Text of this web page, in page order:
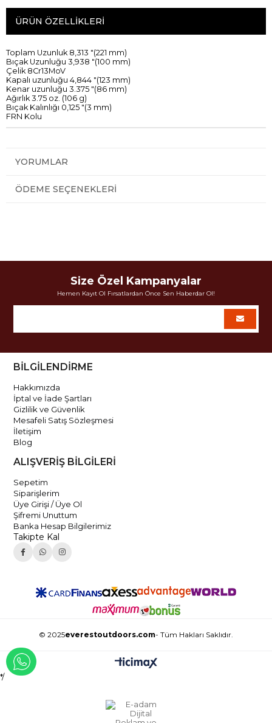
ÜRÜN ÖZELLIKLERI
Toplam Uzunluk 8,313 "(221 mm)
Bıçak Uzunluğu 3,938 "(100 mm)
Çelik 8Cr13MoV
Kapalı uzunluğu 4,844 "(123 mm)
Kenar uzunluğu 3.375 "(86 mm)
Ağırlık 3.75 oz (106 g)
Bıçak Kalınlığı 0,125 "(3 mm)
FRN Kolu
YORUMLAR
ÖDEME SEÇENEKLERI
Size Özel Kampanyalar
Hemen Kayıt Ol Fırsatlardan Önce Sen Haberdar Ol!
BİLGİLENDİRME
Hakkımızda
İptal ve İade Şartları
Gizlilik ve Güvenlik
Mesafeli Satış Sözleşmesi
İletişim
Blog
ALIŞVERİŞ BİLGİLERİ
Sepetim
Siparişlerim
Üye Girişi / Üye Ol
Şifremi Unuttum
Banka Hesap Bilgilerimiz
Takipte Kal
© 2025everestoutdoors.com- Tüm Hakları Saklıdır.
*/
WHATSAPP İLE İLETİŞİME GEÇ